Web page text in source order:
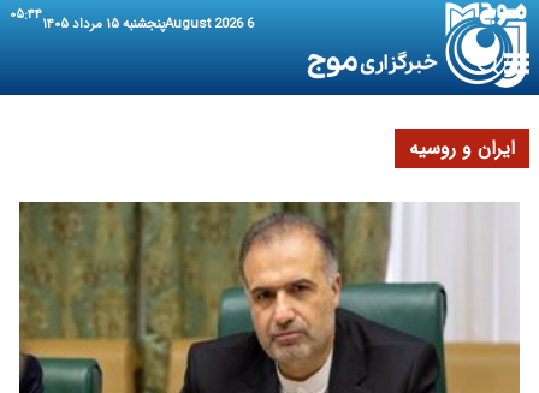
6 August 2026 پنجشنبه ۱۵ مرداد ۱۴۰۵ ۰۵:۴۴
ایران و روسیه